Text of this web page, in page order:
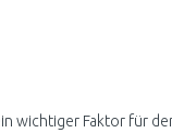
wichtiger Faktor für